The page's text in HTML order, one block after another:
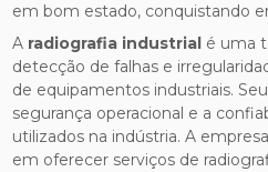
em bom estado, conquistando
A radiografia industrial é uma
detecção de falhas e
de equipamentos industriais.
segurança operacional e a
utilizados na indústria. A
em oferecer serviços de